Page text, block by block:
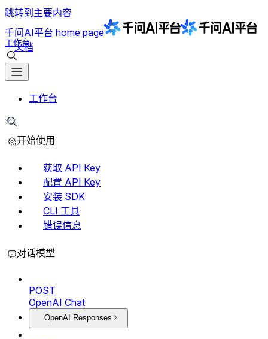
跳转到主要内容
千问AI平台 home page
文档
工作台
工作台
⌘K
开始使用
获取 API Key
配置 API Key
安装 SDK
CLI 工具
错误信息
对话模型
POST
OpenAI Chat
OpenAI Responses